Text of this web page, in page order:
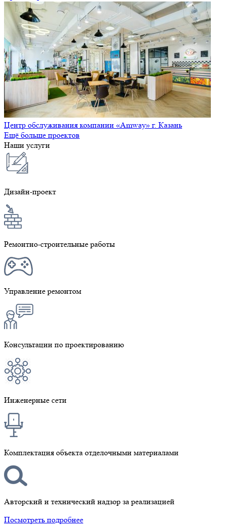
Центр обслуживания компании «Amway» г. Казань
Ещё больше проектов
Наши услуги
Дизайн-проект
Ремонтно-строительные работы
Управление ремонтом
Консультации по проектированию
Инженерные сети
Комплектация объекта отделочными материалами
Авторский и технический надзор за реализацией
Посмотреть подробнее